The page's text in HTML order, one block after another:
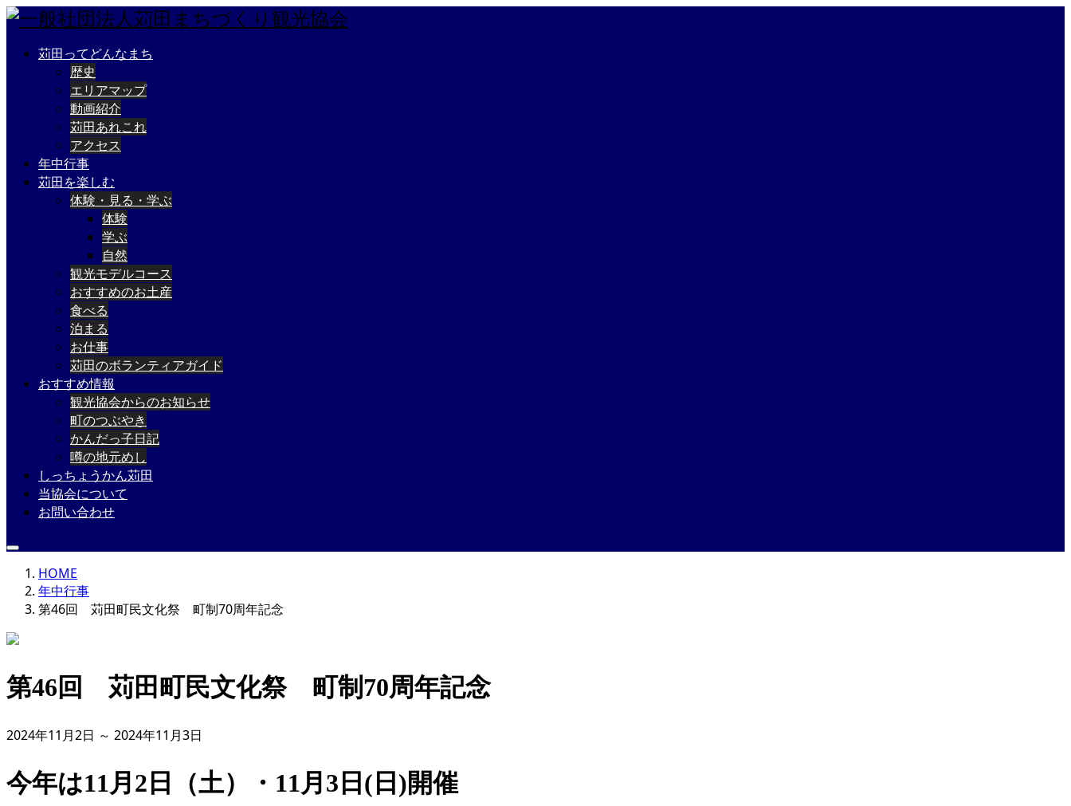
苅田ってどんなまち
歴史
エリアマップ
動画紹介
苅田あれこれ
アクセス
年中行事
苅田を楽しむ
体験・見る・学ぶ
体験
学ぶ
自然
観光モデルコース
おすすめのお土産
食べる
泊まる
お仕事
苅田のボランティアガイド
おすすめ情報
観光協会からのお知らせ
町のつぶやき
かんだっ子日記
噂の地元めし
しっちょうかん苅田
当協会について
お問い合わせ
HOME
年中行事
第46回 苅田町民文化祭 町制70周年記念
第46回 苅田町民文化祭 町制70周年記念
2024年11月2日 ～ 2024年11月3日
今年は11月2日（土）・11月3日(日)開催